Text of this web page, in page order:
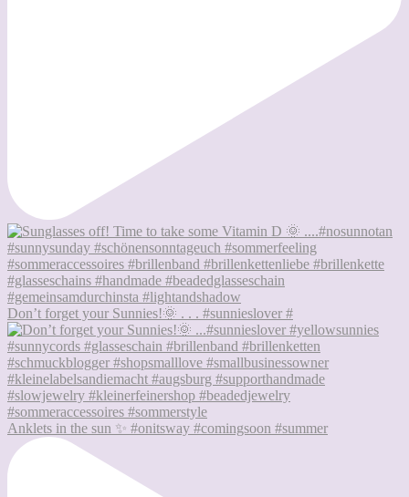
Don’t forget your Sunnies!🌞 . . . #sunnieslover #
Anklets in the sun ✨ #onitsway #comingsoon #summer